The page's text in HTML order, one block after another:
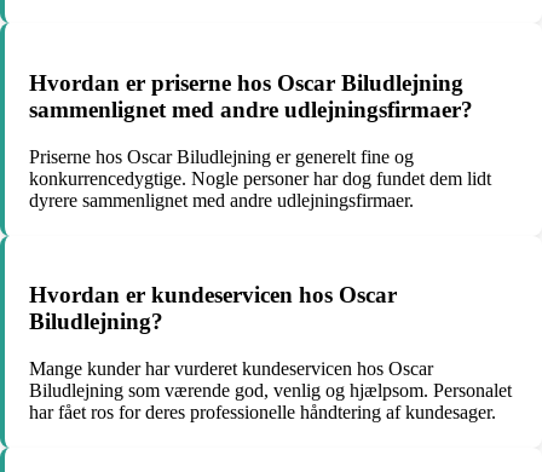
Hvordan er priserne hos Oscar Biludlejning
sammenlignet med andre udlejningsfirmaer?
Priserne hos Oscar Biludlejning er generelt fine og
konkurrencedygtige. Nogle personer har dog fundet dem lidt
dyrere sammenlignet med andre udlejningsfirmaer.
Hvordan er kundeservicen hos Oscar
Biludlejning?
Mange kunder har vurderet kundeservicen hos Oscar
Biludlejning som værende god, venlig og hjælpsom. Personalet
har fået ros for deres professionelle håndtering af kundesager.